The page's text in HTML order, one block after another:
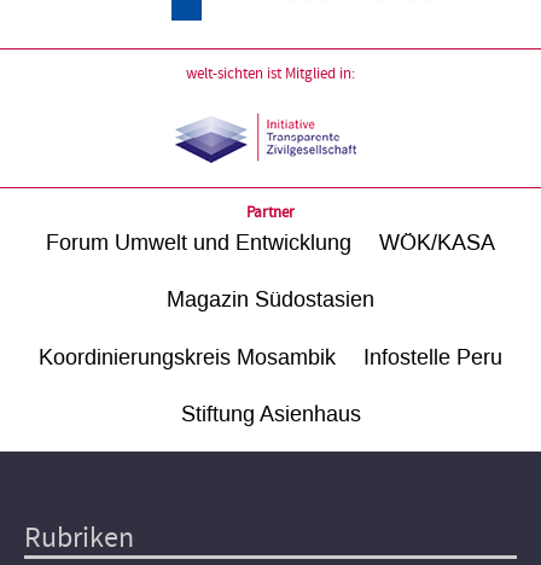
welt-sichten ist Mitglied in:
Partner
Forum Umwelt und Entwicklung WÖK/KASA
Magazin Südostasien
Koordinierungskreis Mosambik Infostelle Peru
Stiftung Asienhaus
Hauptnavigation
Rubriken